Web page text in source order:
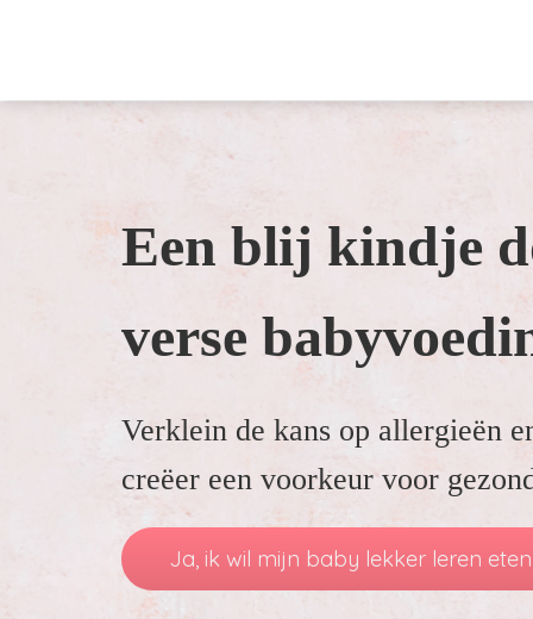
Een blij kindje
verse
Verklein de kans op allergieën
creëer een voorkeur voor
Ja, ik wil mijn baby lekker leren eten